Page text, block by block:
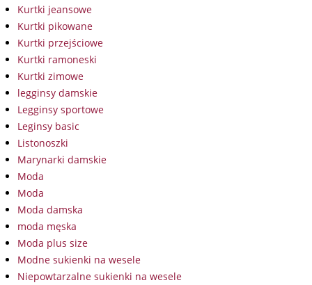
Kurtki jeansowe
Kurtki pikowane
Kurtki przejściowe
Kurtki ramoneski
Kurtki zimowe
legginsy damskie
Legginsy sportowe
Leginsy basic
Listonoszki
Marynarki damskie
Moda
Moda
Moda damska
moda męska
Moda plus size
Modne sukienki na wesele
Niepowtarzalne sukienki na wesele